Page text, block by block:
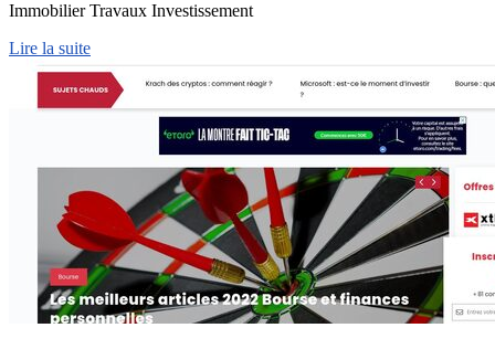
Immobilier Travaux Investissement
Lire la suite